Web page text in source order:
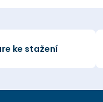
ke stažení